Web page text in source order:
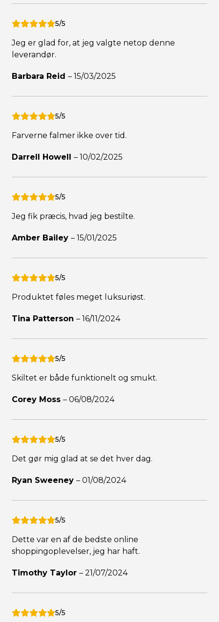
5/5
Jeg er glad for, at jeg valgte netop denne
leverandør.
Barbara Reid – 15/03/2025
5/5
Farverne falmer ikke over tid.
Darrell Howell – 10/02/2025
5/5
Jeg fik præcis, hvad jeg bestilte.
Amber Bailey – 15/01/2025
5/5
Produktet føles meget luksuriøst.
Tina Patterson – 16/11/2024
5/5
Skiltet er både funktionelt og smukt.
Corey Moss – 06/08/2024
5/5
Det gør mig glad at se det hver dag.
Ryan Sweeney – 01/08/2024
5/5
Dette var en af de bedste online
shoppingoplevelser, jeg har haft.
Timothy Taylor – 21/07/2024
5/5